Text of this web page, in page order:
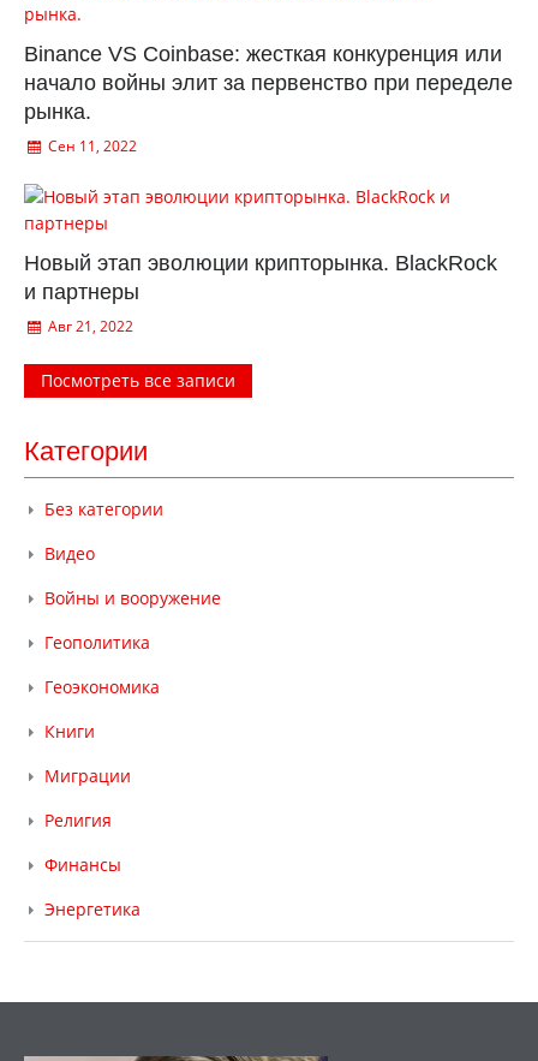
Binance VS Coinbase: жесткая конкуренция или
начало войны элит за первенство при переделе
рынка.
Сен 11, 2022
Новый этап эволюции крипторынка. BlackRock
и партнеры
Авг 21, 2022
Посмотреть все записи
Категории
Без категории
Видео
Войны и вооружение
Геополитика
Геоэкономика
Книги
Миграции
Религия
Финансы
Энергетика